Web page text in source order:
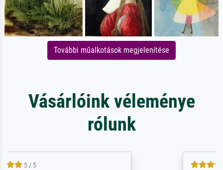
További műalkotások megjelenítése
Vásárlóink véleménye
rólunk